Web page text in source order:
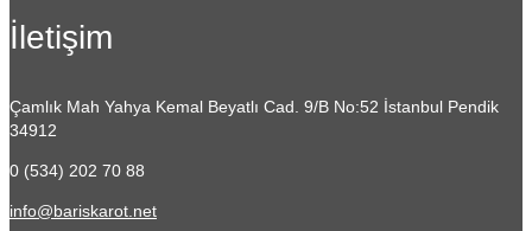
İletişim
Çamlık Mah Yahya Kemal Beyatlı Cad. 9/B No:52 İstanbul Pendik
34912
0 (534) 202 70 88
info@bariskarot.net